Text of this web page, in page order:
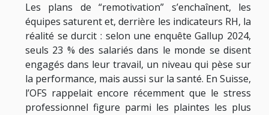
Les plans de “remotivation” s’enchaînent, les
équipes saturent et, derrière les indicateurs RH, la
réalité se durcit : selon une enquête Gallup 2024,
seuls 23 % des salariés dans le monde se disent
engagés dans leur travail, un niveau qui pèse sur
la performance, mais aussi sur la santé. En Suisse,
l’OFS rappelait encore récemment que le stress
professionnel figure parmi les plaintes les plus